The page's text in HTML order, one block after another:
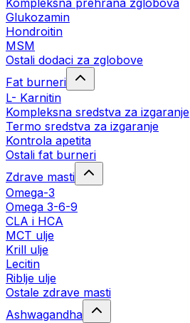
Kompleksna prehrana zglobova
Glukozamin
Hondroitin
MSM
Ostali dodaci za zglobove
Fat burneri
L- Karnitin
Kompleksna sredstva za izgaranje
Termo sredstva za izgaranje
Kontrola apetita
Ostali fat burneri
Zdrave masti
Omega-3
Omega 3-6-9
CLA i HCA
MCT ulje
Krill ulje
Lecitin
Riblje ulje
Ostale zdrave masti
Ashwagandha